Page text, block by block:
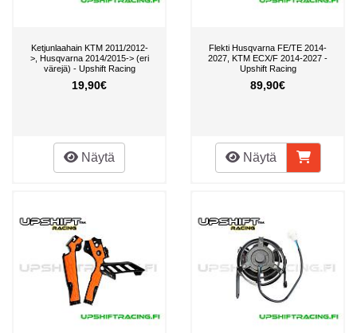
Ketjunlaahain KTM 2011/2012-
>, Husqvarna 2014/2015-> (eri
värejä) - Upshift Racing
19,90€
Näytä
Flekti Husqvarna FE/TE 2014-
2027, KTM ECX/F 2014-2027 -
Upshift Racing
89,90€
Näytä